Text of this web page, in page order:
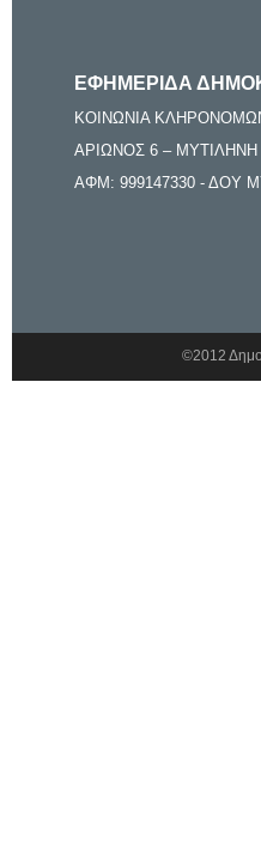
ΕΦΗΜΕΡΙΔΑ
ΚΟΙΝΩΝΙΑ
ΑΡΙΩΝΟΣ 6 – ΜΥΤΙΛΗΝΗ
ΑΦΜ: 999147330 - ΔΟΥ
©2012